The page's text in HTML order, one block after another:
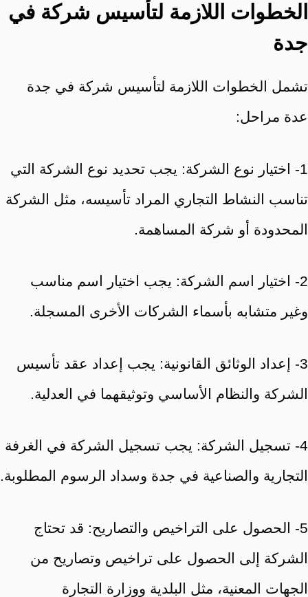
الخطوات اللازمة لتأسيس شركة في
جدة
تشمل الخطوات اللازمة لتأسيس شركة في جدة
عدة مراحل:
1- اختيار نوع الشركة: يجب تحديد نوع الشركة التي
تناسب النشاط التجاري المراد تأسيسه، مثل الشركة
المحدودة أو شركة المساهمة.
2- اختيار اسم الشركة: يجب اختيار اسم مناسب
وغير متشابه بأسماء الشركات الأخرى المسجلة.
3- إعداد الوثائق القانونية: يجب إعداد عقد تأسيس
الشركة والنظام الأساسي وتوثيقهما في العدلية.
4- تسجيل الشركة: يجب تسجيل الشركة في الغرفة
التجارية والصناعية في جدة وسداد الرسوم المطلوبة.
5- الحصول على التراخيص والتصاريح: قد تحتاج
الشركة إلى الحصول على تراخيص وتصاريح من
الجهات المعنية، مثل البلدية ووزارة التجارة